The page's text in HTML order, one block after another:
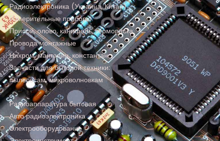
Радиоэлектроника (Украина, Китай)
Измерительные приборы
Припой, олово, канифоль, термопаста
Провода монтажные
Нихром, манганин, константан
Запчасти для бытовой техники:
пылесосам, микроволновкам
Радиоаппаратура бытовая
Авто радиоэлектроника
Электрооборудование